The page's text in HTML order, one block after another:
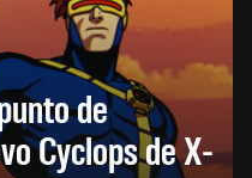
de
Cyclops de X-